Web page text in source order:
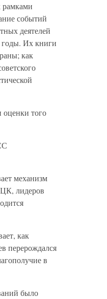
рамками
событий
деятелей
годы. Их книги
как
того
механизм
лидеров
как
перерождался
в
было